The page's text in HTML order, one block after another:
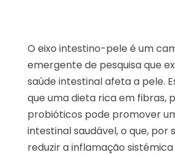
O eixo intestino-pele é um
emergente de pesquisa que
saúde intestinal afeta a pele.
que uma dieta rica em fibras,
probióticos pode promover
intestinal saudável, o que, por
reduzir a inflamação